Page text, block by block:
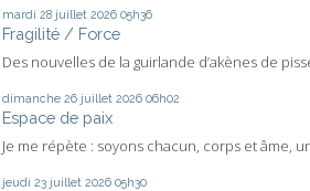
mardi 28 juillet 2026 05h36
Fragilité / Force
Des nouvelles de la guirlande d’akènes de
dimanche 26 juillet 2026 06h02
Espace de paix
Je me répète : soyons chacun, corps et âme,
jeudi 23 juillet 2026 05h30